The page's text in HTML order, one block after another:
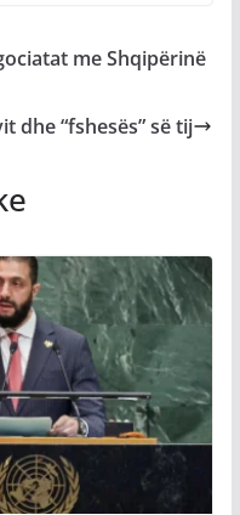
me Shqipërinë
dhe “fshesës” së tij